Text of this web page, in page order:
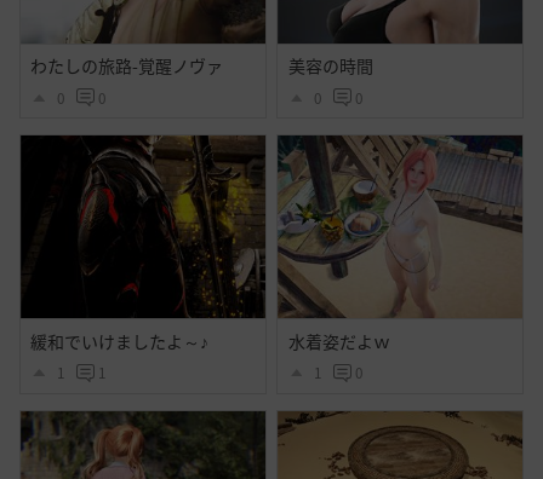
わたしの旅路-覚醒ノヴァ
0 0
美容の時間
0 0
緩和でいけましたよ～♪
1 1
水着姿だよｗ
1 0